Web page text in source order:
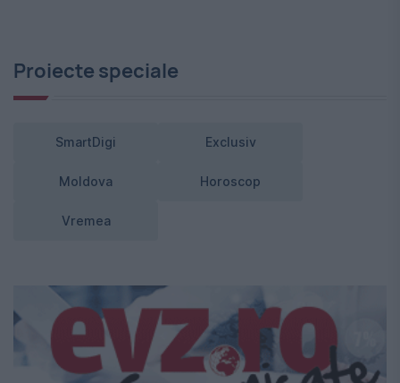
Proiecte speciale
SmartDigi Exclusiv
Moldova Horoscop
Vremea